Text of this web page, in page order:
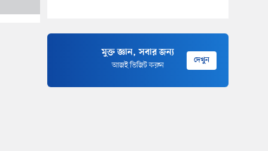
মুক্ত জ্ঞান, সবার জন্য
আজই ভিজিট করুন দেখুন